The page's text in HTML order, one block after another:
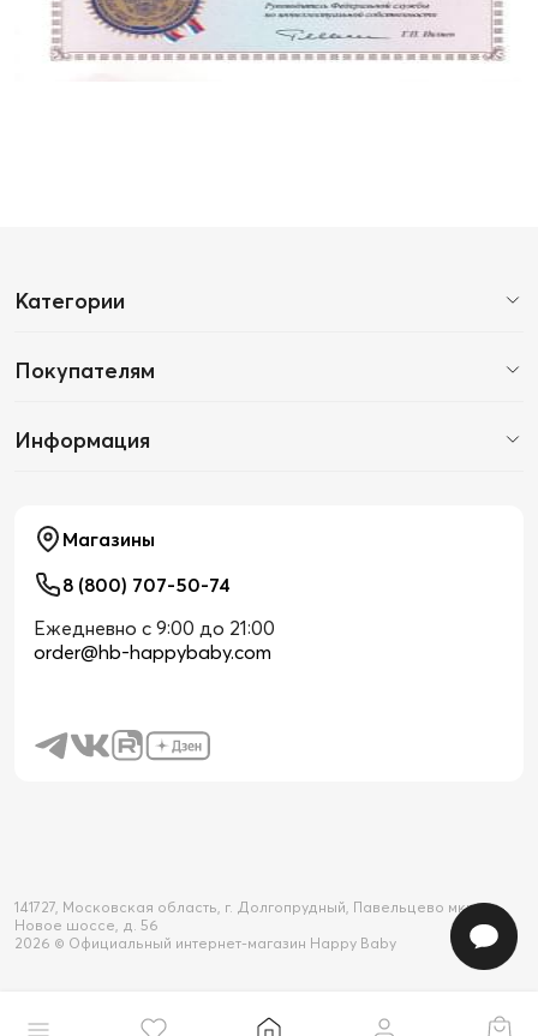
Категории
Покупателям
Информация
Магазины
8 (800) 707-50-74
Ежедневно с 9:00 до 21:00
order@hb-happybaby.com
141727, Московская область, г. Долгопрудный, Павельцево мкр-н,
Новое шоссе, д. 56
2026 © Официальный интернет-магазин Happy Baby